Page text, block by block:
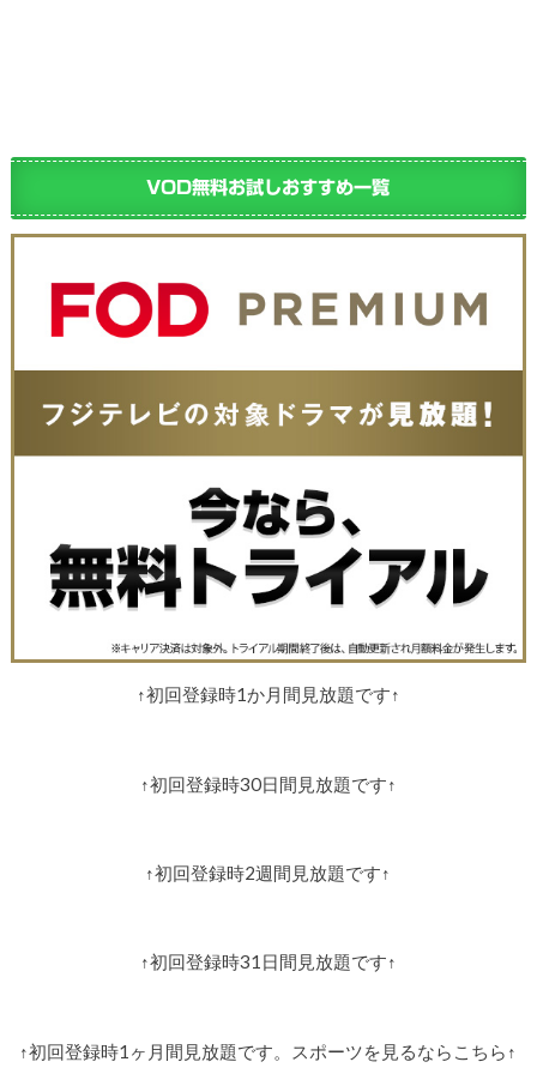
VOD無料お試しおすすめ一覧
↑初回登録時1か月間見放題です↑
↑初回登録時30日間見放題です↑
↑初回登録時2週間見放題です↑
↑初回登録時31日間見放題です↑
↑初回登録時1ヶ月間見放題です。スポーツを見るならこちら↑